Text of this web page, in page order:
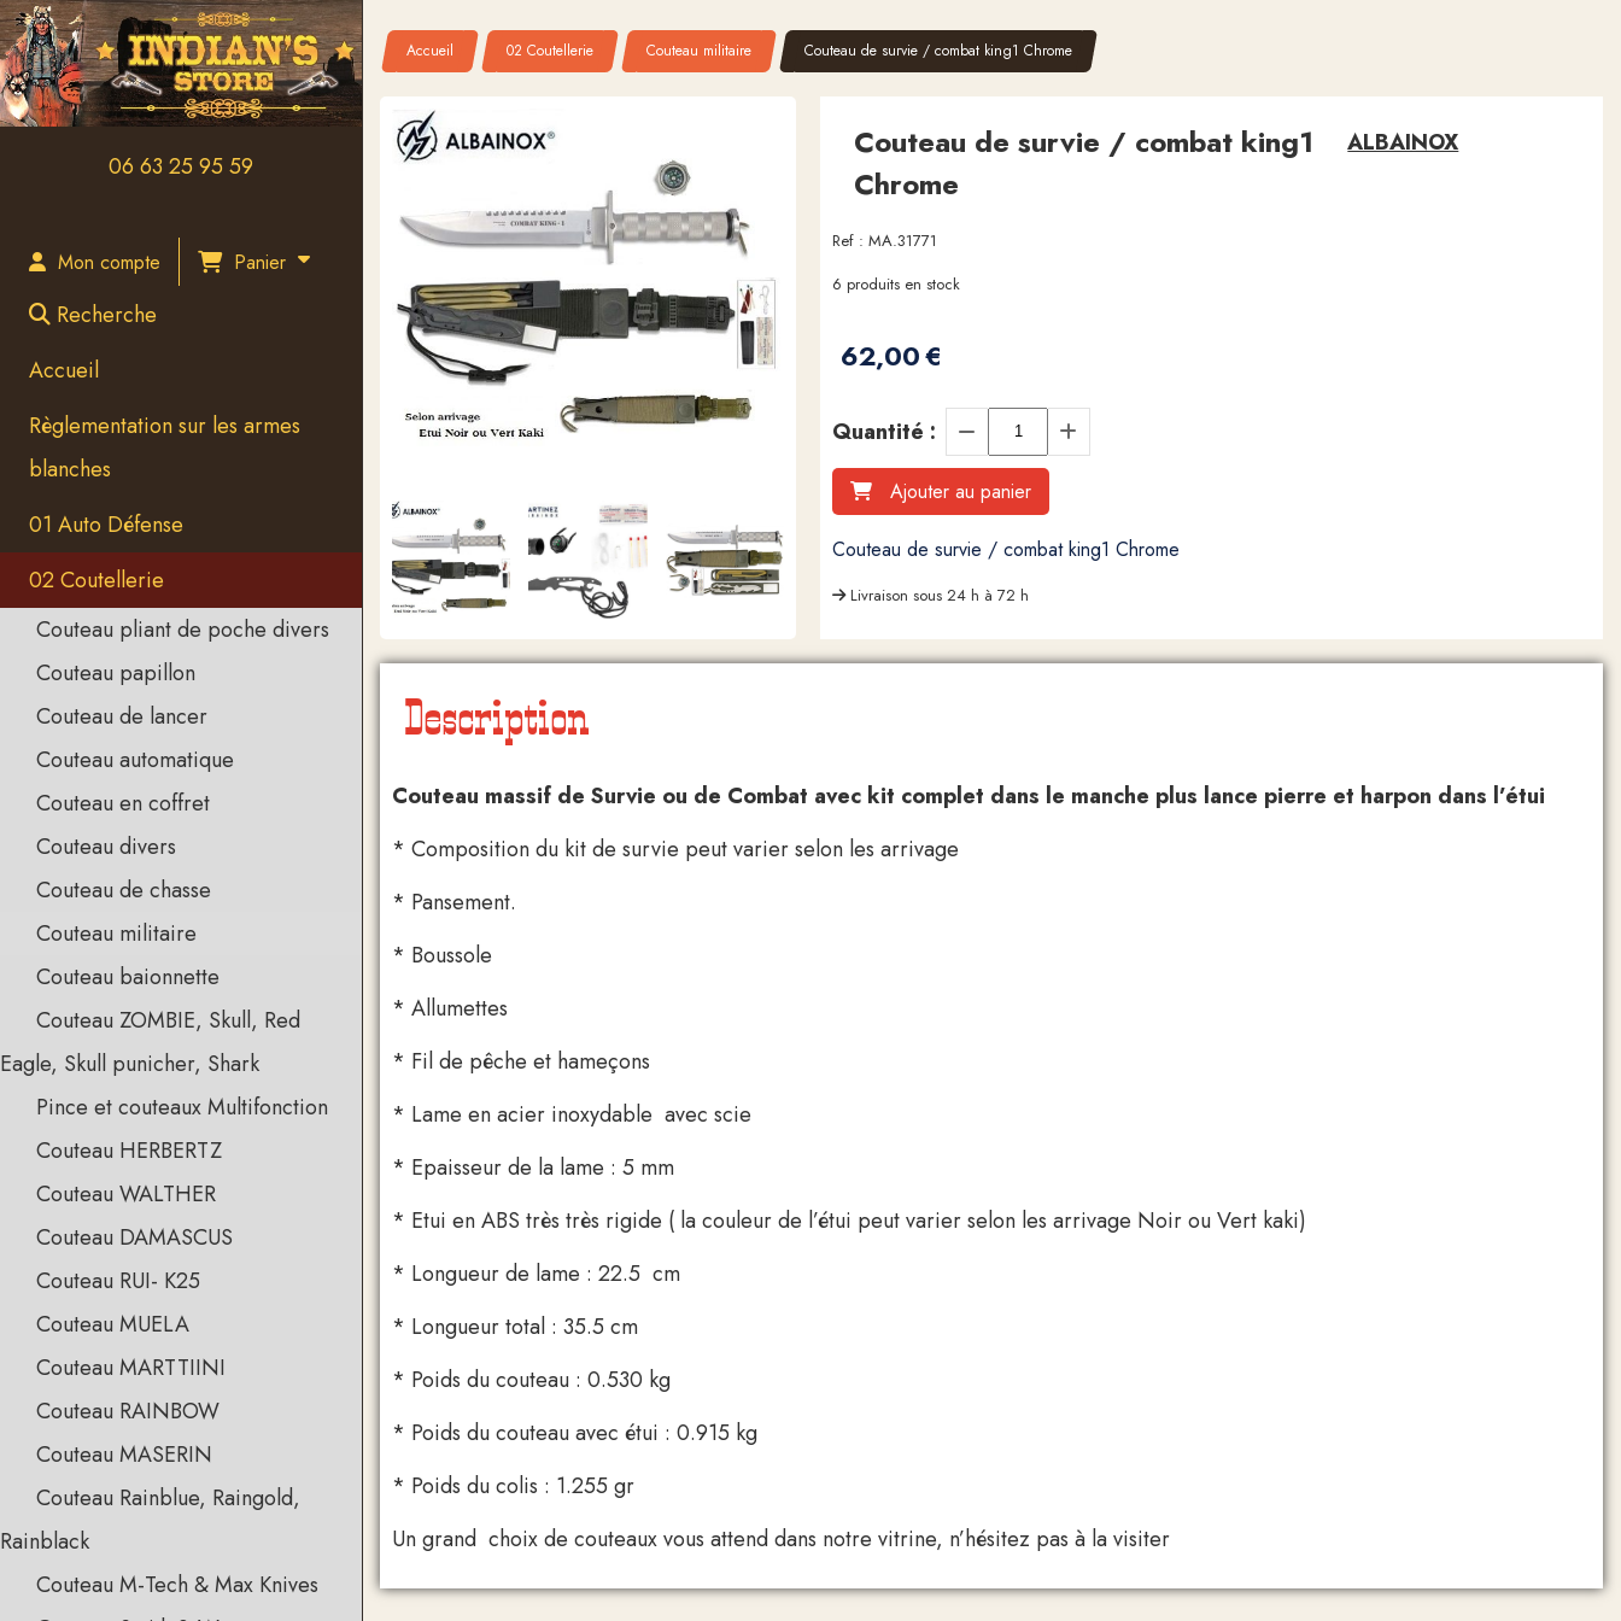
06 63 25 95 59
Mon compte Panier
Recherche
Accueil
Règlementation sur les armes
blanches
01 Auto Défense
02 Coutellerie
Couteau pliant de poche divers
Couteau papillon
Couteau de lancer
Couteau automatique
Couteau en coffret
Couteau divers
Couteau de chasse
Couteau militaire
Couteau baionnette
Couteau ZOMBIE, Skull, Red
Eagle, Skull punicher, Shark
Pince et couteaux Multifonction
Couteau HERBERTZ
Couteau WALTHER
Couteau DAMASCUS
Couteau RUI- K25
Couteau MUELA
Couteau MARTTIINI
Couteau RAINBOW
Couteau MASERIN
Couteau Rainblue, Raingold,
Rainblack
Couteau M-Tech & Max Knives
Accueil 02 Coutellerie Couteau militaire Couteau de survie / combat king1 Chrome
Couteau de survie / combat king1
Chrome
ALBAINOX
Ref : MA.31771
62,00€
6 produits en stock
Quantité :
Ajouter au panier
Couteau de survie / combat king1 Chrome
Livraison sous 24 h à 72 h
Description
Couteau massif de Survie ou de Combat avec kit complet dans le manche plus lance pierre et harpon dans l’étui
* Composition du kit de survie peut varier selon les arrivage
* Pansement.
* Boussole
* Allumettes
* Fil de pêche et hameçons
* Lame en acier inoxydable avec scie
* Epaisseur de la lame : 5 mm
* Etui en ABS très très rigide ( la couleur de l’étui peut varier selon les arrivage Noir ou Vert kaki)
* Longueur de lame : 22.5 cm
* Longueur total : 35.5 cm
* Poids du couteau : 0.530 kg
* Poids du couteau avec étui : 0.915 kg
* Poids du colis : 1.255 gr
Un grand choix de couteaux vous attend dans notre vitrine, n’hésitez pas à la visiter
Panneau de gestion des cookies